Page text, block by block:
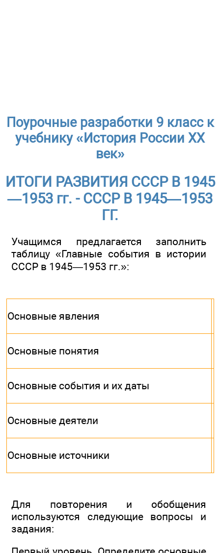
Поурочные разработки 9 класс к
учебнику «История России ХХ
век»
ИТОГИ РАЗВИТИЯ СССР В 1945
—1953 гг. - СССР В 1945—1953
ГГ.
Учащимся предлагается заполнить
таблицу «Главные события в истории
СССР в 1945—1953 гг.»:
Основные явления
Основные понятия
Основные события и их даты
Основные деятели
Основные источники
Для повторения и обобщения
используются следующие вопросы и
задания: